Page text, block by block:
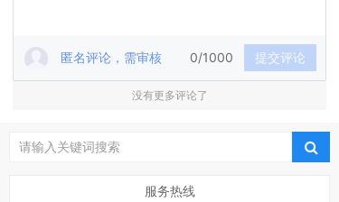
匿名评论，需审核 0/1000 提交评论
没有更多评论了
服务热线